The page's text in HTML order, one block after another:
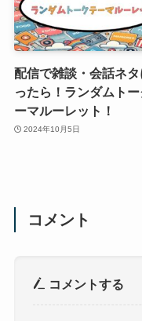
配信で雑談・会話ネタ
ったら！ランダムト
ーマルーレット！
2024年10月5日
コメント
コメントする